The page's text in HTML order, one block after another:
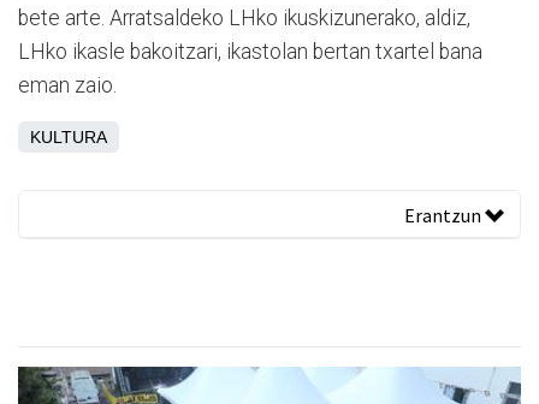
bete arte. Arratsaldeko LHko ikuskizunerako, aldiz,
LHko ikasle bakoitzari, ikastolan bertan txartel bana
eman zaio.
KULTURA
Erantzun